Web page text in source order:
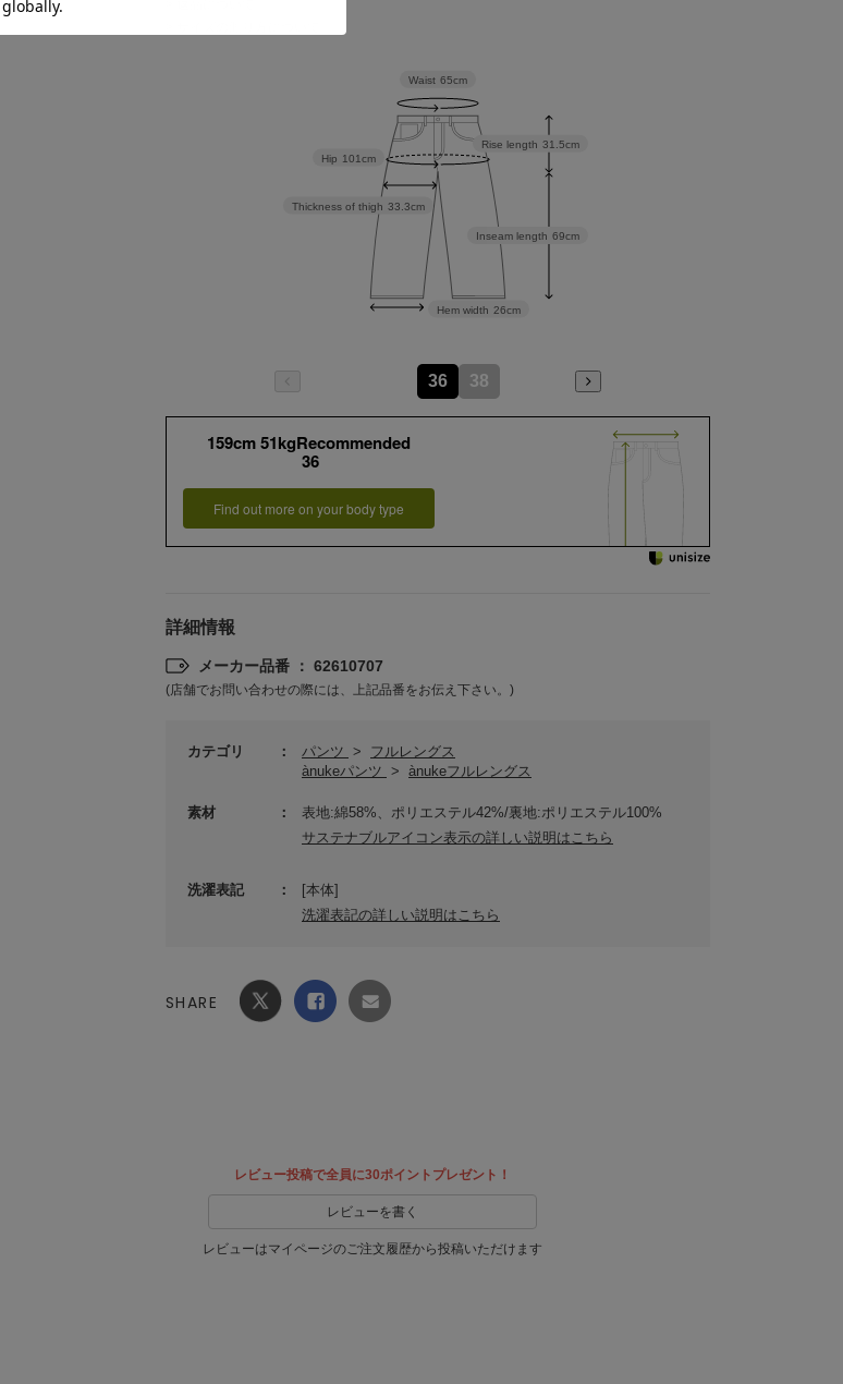
Inseam length 69cm
Rise length 31.5cm
Hem width 26cm
Thickness of thigh 33.3cm
Hip 101cm
Waist 65cm
36 38
159cm 51kgRecommended
36
Find out more on your body type
詳細情報
メーカー品番 ： 62610707
(店舗でお問い合わせの際には、上記品番をお伝え下さい。)
カテゴリ パンツ >
フルレングス
ànukeパンツ > ànukeフルレングス
素材
表地:綿58%、ポリエステル42%/裏地:ポリエステル100%
サステナブルアイコン表示の詳しい説明はこちら
洗濯表記
[本体]
洗濯表記の詳しい説明はこちら
SHARE
レビュー投稿で全員に30ポイントプレゼント！
レビューを書く
レビューはマイページのご注文履歴から投稿いただけます